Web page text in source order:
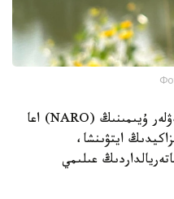
جاپونيانىڭ ۇلتتىق اگرارلىق زەرتتەۋلەر ۇيىمىنىڭ (NARO) اعا
ايتۋىنشا،
عىلىمي